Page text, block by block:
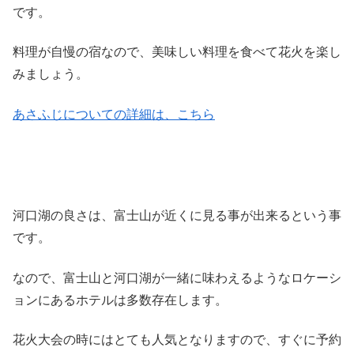
です。
料理が自慢の宿なので、美味しい料理を食べて花火を楽し
みましょう。
あさふじについての詳細は、こちら
河口湖の良さは、富士山が近くに見る事が出来るという事
です。
なので、富士山と河口湖が一緒に味わえるようなロケーシ
ョンにあるホテルは多数存在します。
花火大会の時にはとても人気となりますので、すぐに予約